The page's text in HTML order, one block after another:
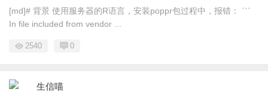
[md]# 背景 使用服务器的R语言，安装poppr包过程中，报错： ```
In file included from vendor ...
2540 0
生信喵